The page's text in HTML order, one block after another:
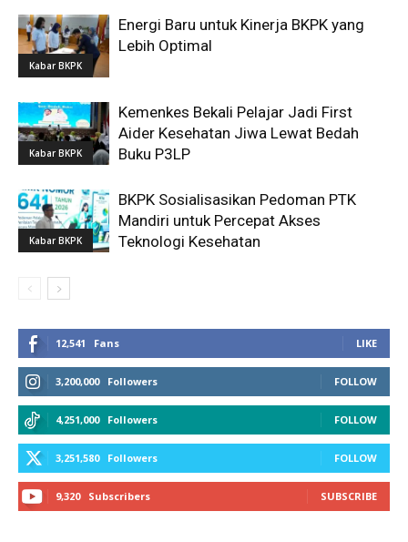
Kabar BKPK
Energi Baru untuk Kinerja BKPK yang
Lebih Optimal
Kabar BKPK
Kemenkes Bekali Pelajar Jadi First
Aider Kesehatan Jiwa Lewat Bedah
Buku P3LP
Kabar BKPK
BKPK Sosialisasikan Pedoman PTK
Mandiri untuk Percepat Akses
Teknologi Kesehatan
12,541 Fans LIKE
3,200,000 Followers FOLLOW
4,251,000 Followers FOLLOW
3,251,580 Followers FOLLOW
9,320 Subscribers SUBSCRIBE